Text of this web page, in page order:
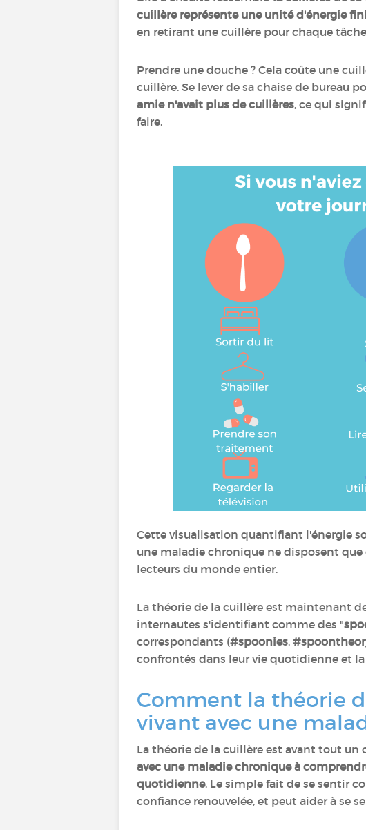
cuillère représente une unité d'énergie
en retirant une cuillère pour chaque
Prendre une douche ? Cela coûte une
cuillère. Se lever de sa chaise de bureau
amie n'avait plus de cuillères, ce qui
faire.
Cette visualisation quantifiant l'énergie
une maladie chronique ne disposent
lecteurs du monde entier.
La théorie de la cuillère est maintenant
internautes s'identifiant comme des "
correspondants (#spoonies,
confrontés dans leur vie quotidienne et
Comment la théorie
vivant avec une
La théorie de la cuillère est avant tout
avec une maladie chronique à
quotidienne. Le simple fait de se sentir
confiance renouvelée, et peut aider à se